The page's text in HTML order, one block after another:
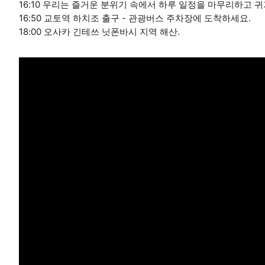
16:10 우리는 즐거운 분위기 속에서 하루 일정을 마무리하고
16:50 교토역 하치조 출구 - 관광버스 주차장에 도착하세요.
18:00 오사카 긴테쓰 닛폰바시 지역 해산.